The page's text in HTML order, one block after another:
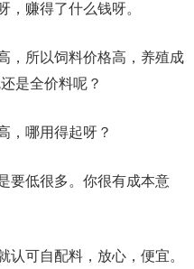
，赚得了什么钱呀。
，所以饲料价格高，养殖成
是全价料呢？
，哪用得起呀？
要低很多。你很有成本意
认可自配料，放心，便宜。